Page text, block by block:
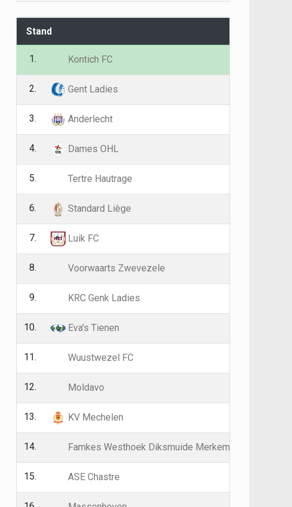
Stand
1. Kontich FC
2. Gent Ladies
3. Anderlecht
4. Dames OHL
5. Tertre Hautrage
6. Standard Liège
7. Luik FC
8. Voorwaarts Zwevezele
9. KRC Genk Ladies
10. Eva's Tienen
11. Wuustwezel FC
12. Moldavo
13. KV Mechelen
14. Famkes Westhoek Diksmuide Merkem
15. ASE Chastre